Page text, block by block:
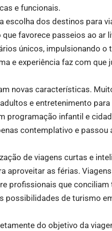
e funcionais.
escolha dos destinos para
favorece passeios ao ar
únicos, impulsionando
e experiência faz com que
novas características.
e entretenimento
programação infantil e
contemplativo e passou
de viagens curtas e
aproveitar as férias.
profissionais que
possibilidades de turismo
do objetivo da